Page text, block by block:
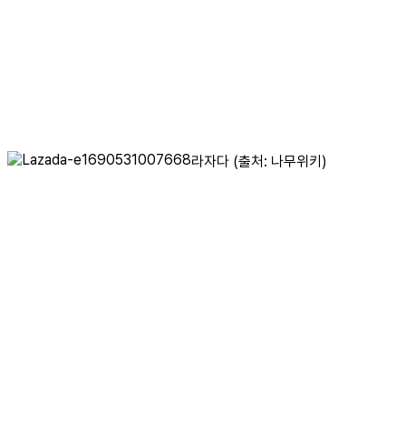
라자다 (출처: 나무위키)